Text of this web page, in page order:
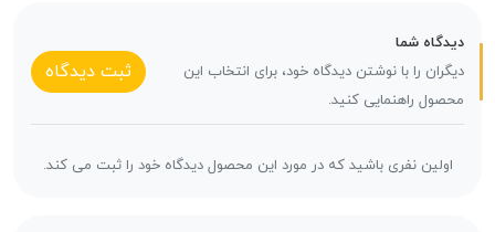
دیدگاه شما
دیگران را با نوشتن دیدگاه خود، برای انتخاب این
محصول راهنمایی کنید.
ثبت دیدگاه
اولین نفری باشید که در مورد این محصول دیدگاه خود را ثبت می کند.